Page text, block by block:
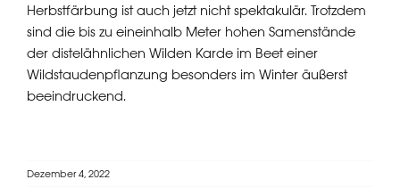
Herbstfärbung ist auch jetzt nicht spektakulär. Trotzdem
sind die bis zu eineinhalb Meter hohen Samenstände
der distelähnlichen Wilden Karde im Beet einer
Wildstaudenpflanzung besonders im Winter äußerst
beeindruckend.
Dezember 4, 2022